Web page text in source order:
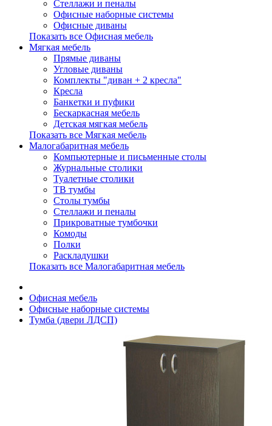
Стеллажи и пеналы
Офисные наборные системы
Офисные диваны
Показать все Офисная мебель
Мягкая мебель
Прямые диваны
Угловые диваны
Комплекты "диван + 2 кресла"
Кресла
Банкетки и пуфики
Бескаркасная мебель
Детская мягкая мебель
Показать все Мягкая мебель
Малогабаритная мебель
Компьютерные и письменные столы
Журнальные столики
Туалетные столики
ТВ тумбы
Столы тумбы
Стеллажи и пеналы
Прикроватные тумбочки
Комоды
Полки
Раскладушки
Показать все Малогабаритная мебель
Офисная мебель
Офисные наборные системы
Тумба (двери ЛДСП)